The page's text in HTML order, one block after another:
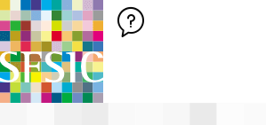
SFSIC Société Française des Sciences
Société Française
de l'Information